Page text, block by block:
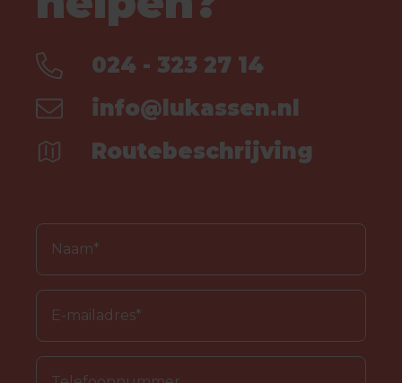
024 - 323 27 14
info@lukassen.nl
Routebeschrijving